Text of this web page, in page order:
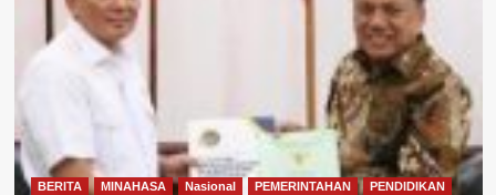
BERITA MINAHASA Nasional PEMERINTAHAN
PENDIDIKAN